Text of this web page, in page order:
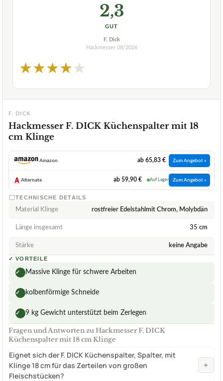
2,3
GUT
F. Dick
Hackmesser 08/2026
★★★★★
F. DICK
Hackmesser F. DICK Küchenspalter mit 18
cm Klinge
Amazon ab 65,83 € Zum Angebot »
Alternate ab 59,90 € Auf Lager Zum Angebot »
TECHNISCHE DETAILS
Material Klinge rostfreier Edelstahlmit Chrom, Molybdän
Länge insgesamt 35 cm
Stärke keine Angabe
✓ VORTEILE
✓ Massive Klinge für schwere Arbeiten
✓ kolbenförmige Schneide
✓ 9 kg Gewicht unterstützt beim Zerlegen
Fragen und Antworten zu Hackmesser F. DICK
Küchenspalter mit 18 cm Klinge
Eignet sich der F. DICK Küchenspalter, Spalter, mit
Klinge 18 cm für das Zerteilen von großen
Fleischstücken?
+